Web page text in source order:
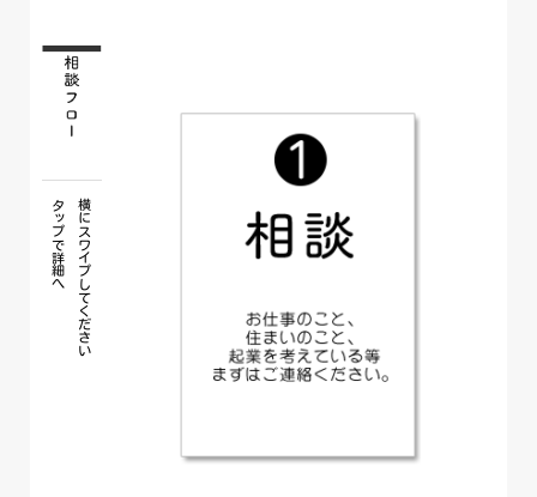
横にスワイプしてください
タップで詳細へ